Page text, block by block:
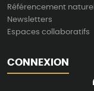
Référencement naturel
Newsletters
Espaces collaboratifs
CONNEXION